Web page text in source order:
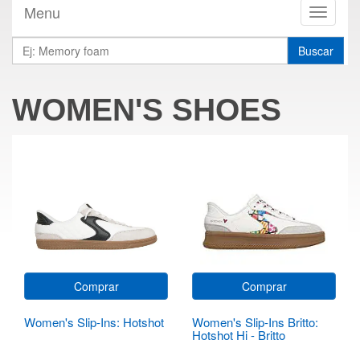
Toggle
Menu
Buscar
WOMEN'S SHOES
Comprar
Women's Slip-Ins: Hotshot
Comprar
Women's Slip-Ins Britto:
Hotshot Hi - Britto